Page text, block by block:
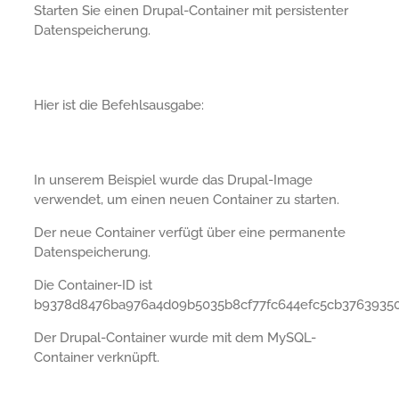
Starten Sie einen Drupal-Container mit persistenter
Datenspeicherung.
Hier ist die Befehlsausgabe:
In unserem Beispiel wurde das Drupal-Image
verwendet, um einen neuen Container zu starten.
Der neue Container verfügt über eine permanente
Datenspeicherung.
Die Container-ID ist
Der Drupal-Container wurde mit dem MySQL-
Container verknüpft.